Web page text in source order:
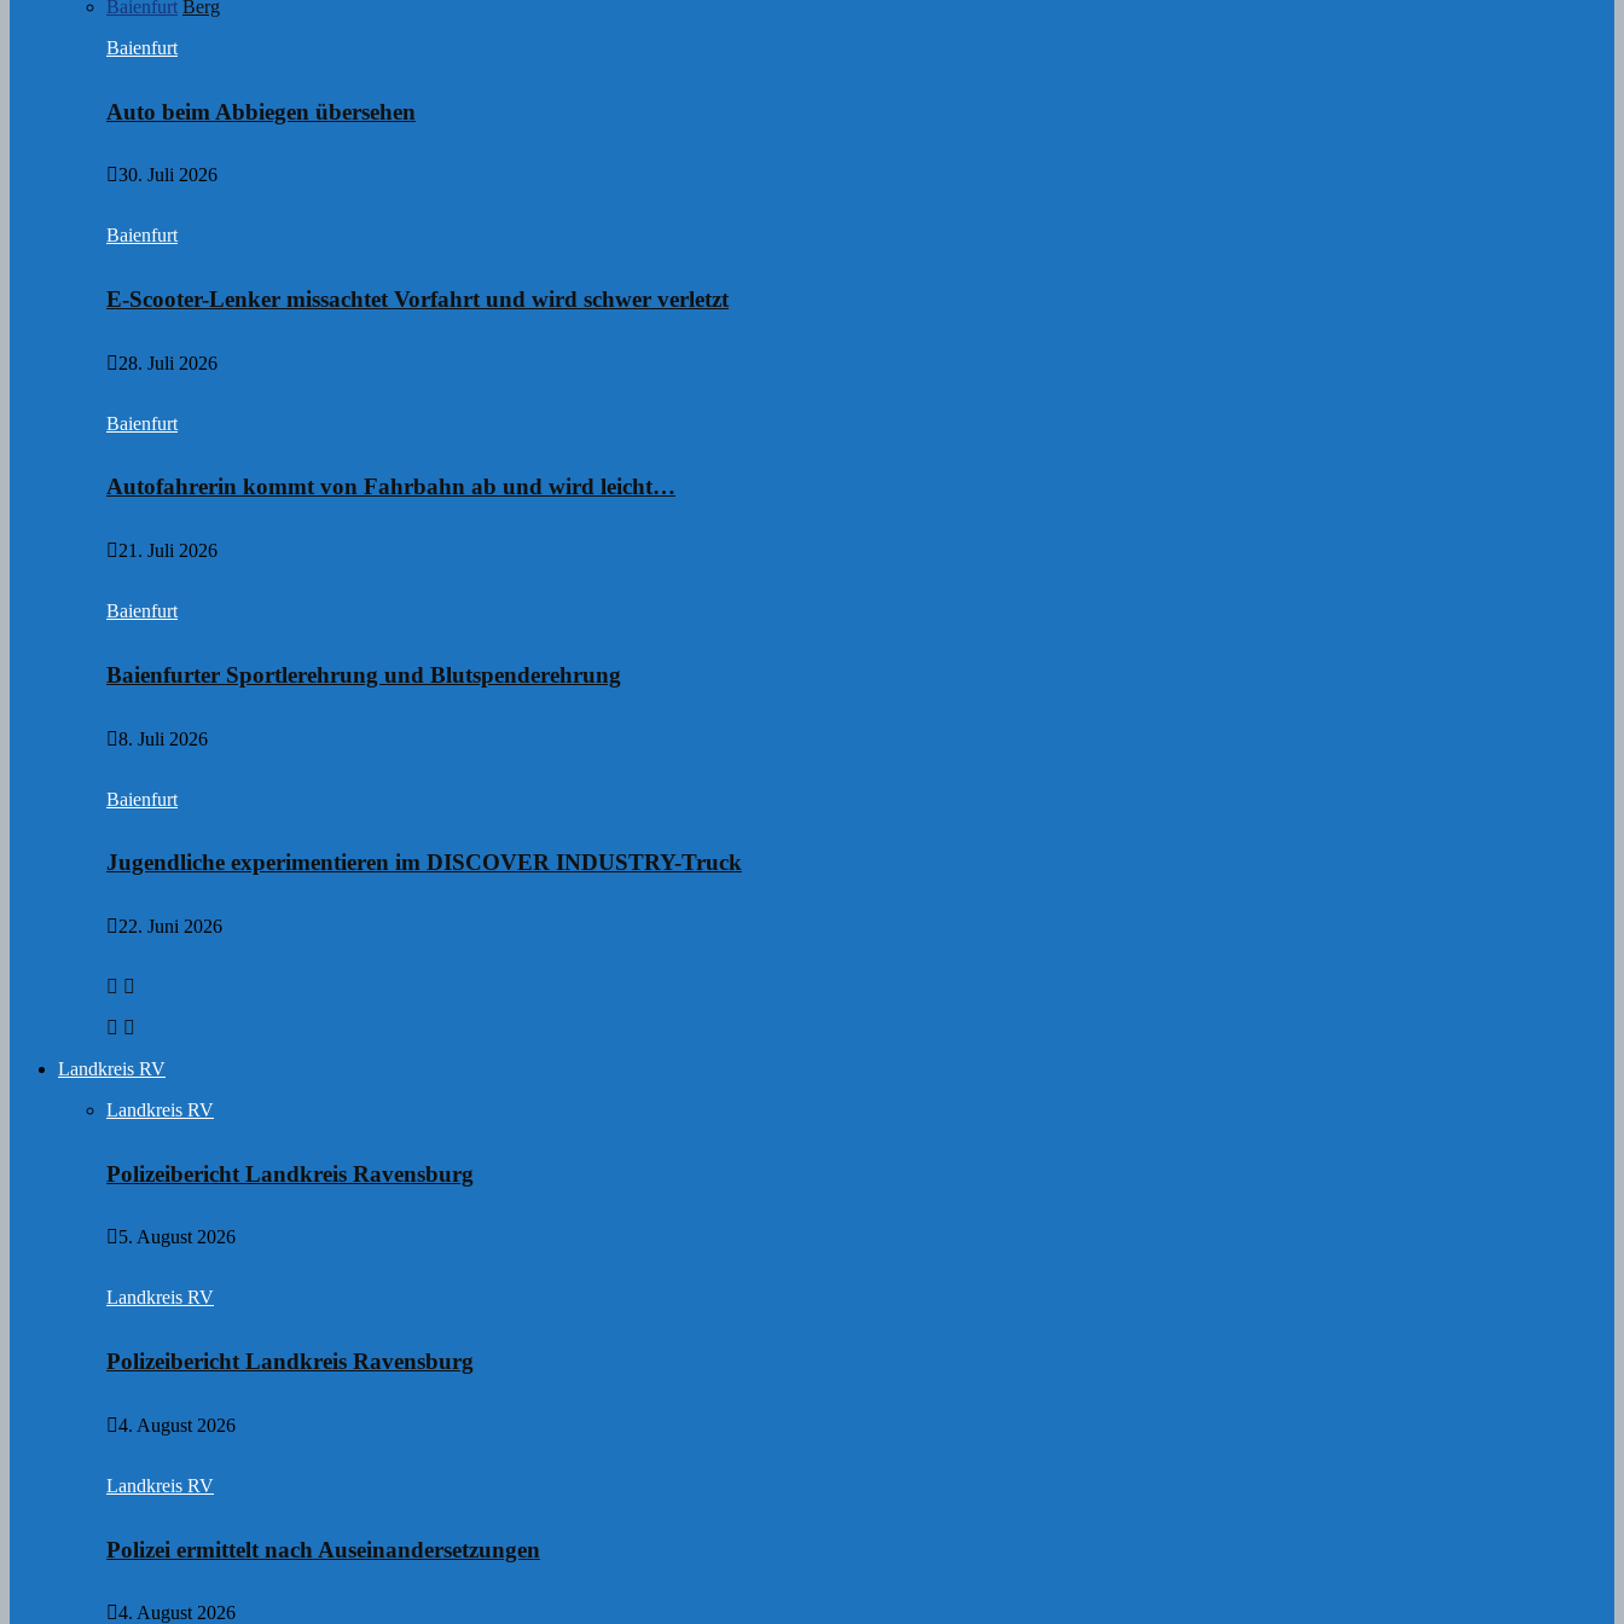
Baienfurt Berg
Baienfurt
Auto beim Abbiegen übersehen
30. Juli 2026
Baienfurt
E-Scooter-Lenker missachtet Vorfahrt und wird schwer verletzt
28. Juli 2026
Baienfurt
Autofahrerin kommt von Fahrbahn ab und wird leicht…
21. Juli 2026
Baienfurt
Baienfurter Sportlerehrung und Blutspenderehrung
8. Juli 2026
Baienfurt
Jugendliche experimentieren im DISCOVER INDUSTRY-Truck
22. Juni 2026
Landkreis RV
Landkreis RV
Polizeibericht Landkreis Ravensburg
5. August 2026
Landkreis RV
Polizeibericht Landkreis Ravensburg
4. August 2026
Landkreis RV
Polizei ermittelt nach Auseinandersetzungen
4. August 2026